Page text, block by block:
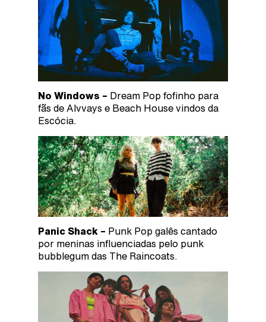
No Windows – Dream Pop fofinho para
fãs de Alvvays e Beach House vindos da
Escócia.
Panic Shack – Punk Pop galês cantado
por meninas influenciadas pelo punk
bubblegum das The Raincoats.